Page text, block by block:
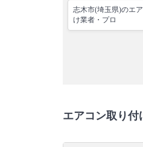
志木市(埼玉県)のエ
け業者・プロ
エアコン取り付